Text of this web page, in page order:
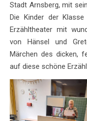
Stadt Arnsberg, mit
Die Kinder der
Erzähltheater mit
von Hänsel und
Märchen des dicken,
auf diese schöne